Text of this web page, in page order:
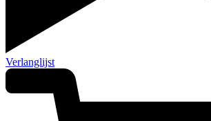
Verlanglijst